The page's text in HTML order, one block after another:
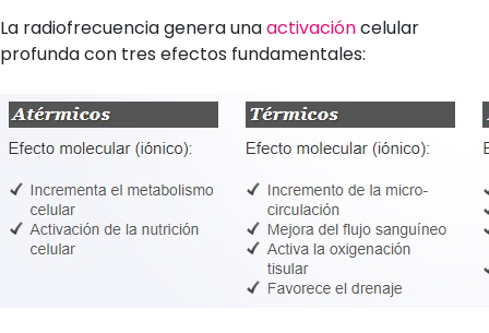
La radiofrecuencia genera unaactivacióncelular
profunda con tres efectos fundamentales: